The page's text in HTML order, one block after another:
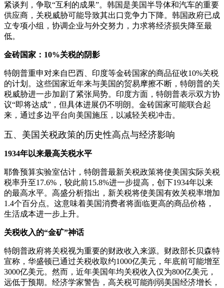
紧谈判，争取“互利的成果”。韩国是美国半导体和汽车的重要
供应商，关税威胁可能导致其出口竞争力下降。韩国政府已成
立专项小组，协调企业与外交努力，力求将经济损失降至最
低。
金砖国家：10%关税的阴影
特朗普重申对来自巴西、印度等金砖国家的商品征收10%关税
的计划。这些国家近年来与美国的贸易摩擦不断，特朗普的关
税威胁进一步加剧了紧张局势。印度方面，特朗普表示双方协
议“即将达成”，但具体进展仍不明朗。金砖国家可能联合起
来，通过多边平台向美国施压，以减轻关税冲击。
五、美国关税政策的历史性高点与经济影响
1934年以来最高关税水平
耶鲁预算实验室估计，特朗普最新关税政策将使美国实际关税
税率升至17.6%，较此前15.8%进一步提高，创下1934年以来
的最高水平。高盛分析指出，新关税将使美国有效关税率增加
1.4个百分点。这意味着美国消费者将面临更高的商品价格，
生活成本进一步上升。
关税收入的“金矿”神话
特朗普政府将关税视为重要的财政收入来源。财政部长贝森特
宣称，华盛顿已通过关税收取约1000亿美元，年底前可能增至
3000亿美元。然而，近年美国年均关税收入仅为800亿美元，
远低于预期。经济学家警告，高关税可能削弱美国经济增长，